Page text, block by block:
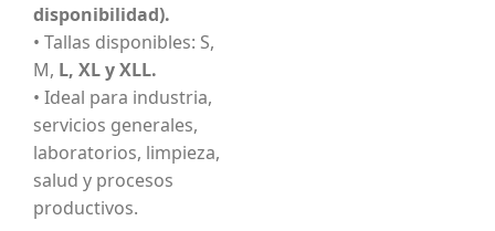
disponibilidad).
• Tallas disponibles: S,
M, L, XL y XLL.
• Ideal para industria,
servicios generales,
laboratorios, limpieza,
salud y procesos
productivos.